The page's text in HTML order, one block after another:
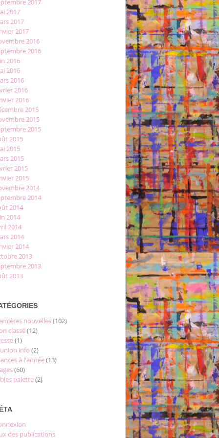
2017
2017
2017
2017
2016
2016
2016
2016
2016
2016
2016
2015
2015
2015
2015
2015
2015
2015
2015
2014
2014
2014
2014
2014
2014
2014
2013
2013
2013
nouvelles(102)
classé(12)
(1)
info (2)
à l'année(13)
(60)
palette(2)
des publications